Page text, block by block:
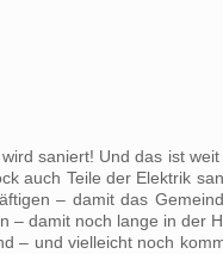
saniert! Und das ist
auch Teile der Elektrik
– damit das
– damit noch lange in der
– und vielleicht noch